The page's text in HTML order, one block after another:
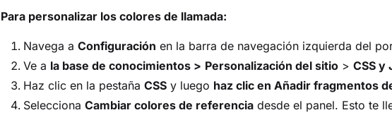
Para personalizar los colores de llamada:
Navega a Configuración en la barra de navegación izquierda del
Ve a la base de conocimientos > Personalización del sitio > CSS y
Haz clic en la pestaña CSS y luego haz clic en Añadir fragmentos
Selecciona Cambiar colores de referencia desde el panel. Esto te